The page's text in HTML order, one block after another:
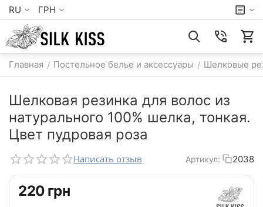
RU ГРН
Главная / Постельное белье и аксессуары / Шелковые
Шелковая резинка для волос из
натурального 100% шелка, тонкая.
Цвет пудровая роза
Написать отзыв Артикул: 2038
‍220‍ грн